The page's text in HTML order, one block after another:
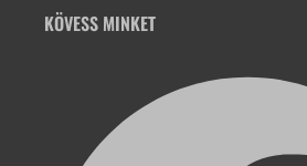
KÖVESS MINKET